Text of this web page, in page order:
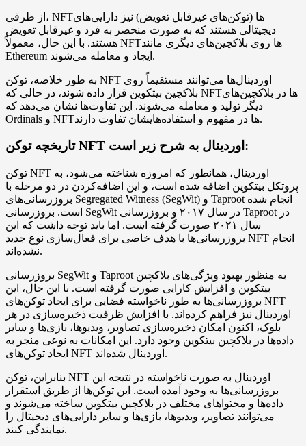
از طرفی، NFT‌ها (توکن‌های غیرقابل تعویض) نیز دارایی‌های
دیجیتالی هستند که به صورت منحصر به فرد و غیرقابل تعویض
هستند. با این حال، معمولاً NFT‌ها روی بلاکچین‌های دیگری مانند
Ethereum ایجاد و معامله می‌شوند.
به طور خلاصه، توکن NFT اوردینال‌ها می‌توانند مستقیماً روی
بلاکچین بیتکوین قرار داده شوند، در حالی که NFT‌ها در بلاکچین‌های
دیگر تولید و معامله می‌شوند. این تفاوت‌ها نشان می‌دهد که
Ordinals و NFT‌ها در مفهوم و استفاده‌هایشان تفاوت دارند.
تاریخچه توکن NFT اوردینال به شرح زیر است:
توکن NFT اوردینال، همانطور که امروزه شناخته می‌شود، به
پروتکل بیتکوین اضافه شده است، و این اضافه‌کردن در دو مرحله با
بروزرسانی‌های Segregated Witness (SegWit) و Taproot انجام شده
است. بروزرسانی SegWit در سال ۲۰۱۷ و بروزرسانی Taproot در
سال ۲۰۲۱ صورت گرفته است. اما باید توجه داشت که این
بروزرسانی‌ها با هدف خاصی برای فعال‌سازی نوع جدید NFT انجام
نشده‌اند.
بروزرسانی SegWit و Taproot به منظور بهبود ویژگی‌های بلاکچین
بیتکوین و افزایش کارایی صورت گرفته است. با این حال، این
بروزرسانی‌ها به طور ناخواسته فضایی برای ایجاد توکن‌های NFT
اوردینال نیز فراهم کرده‌اند. با افزایش ظرفیت ذخیره‌سازی در هر
بلوک، اکنون امکان ذخیره‌سازی تصاویر، ویدیوها، بازی‌ها و سایر
داده‌ها در بلاکچین بیتکوین وجود دارد. این امکانات به نوعی منجر به
ایجاد توکن‌های NFT اوردینال شده‌اند.
بنابراین، توکن NFT اوردینال به صورت ناخواسته در نتیجه این
بروزرسانی‌ها به وجود آمده است. این توکن‌ها از طریق استقرار
داده‌ها و محتواهای مختلف در بلاکچین بیتکوین ساخته می‌شوند و
می‌توانند تصاویر، ویدیوها، بازی‌ها و سایر دارایی‌های دیجیتال را
نمایندگی کنند.